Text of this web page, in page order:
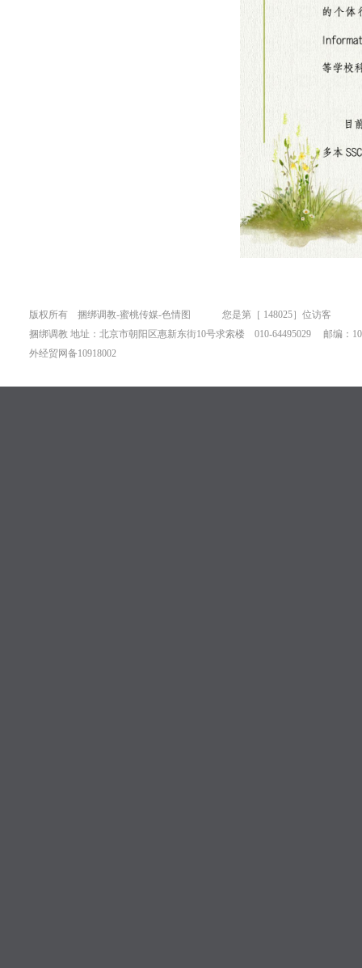
版权所有 捆绑调教-蜜桃传媒-色情图 您是第［ 148025］位访客
捆绑调教 地址：北京市朝阳区惠新东街10号求索楼 010-64495029 邮编：
外经贸网备10918002